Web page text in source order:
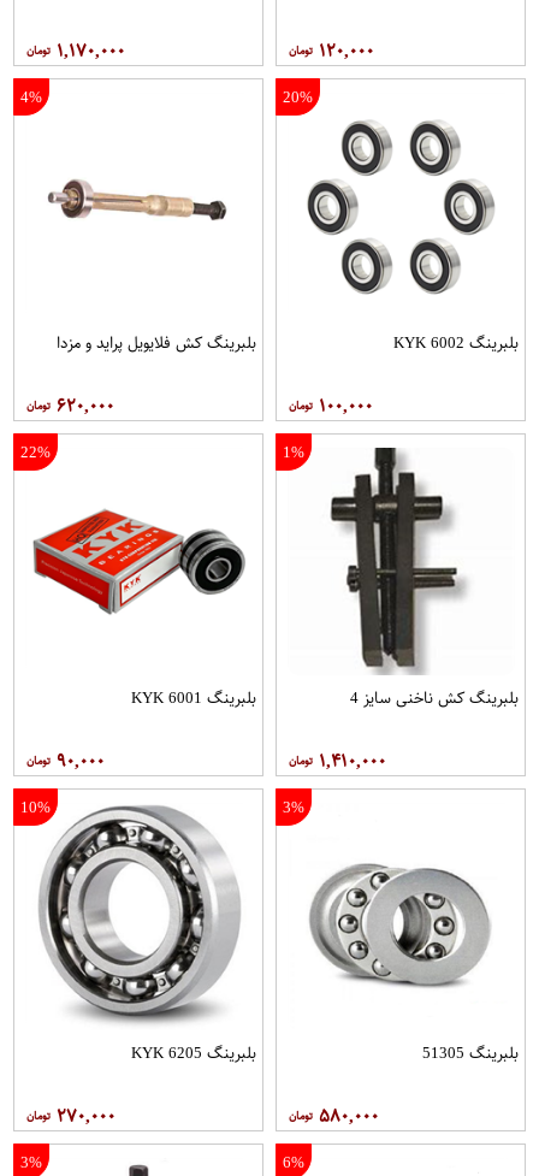
۱۲۰,۰۰۰ ۱,۱۷۰,۰۰۰
20%
بلبرینگ 6002 KYK
۱۰۰,۰۰۰
4%
بلبرینگ کش فلایویل پراید و مزدا
۶۲۰,۰۰۰
1%
بلبرینگ کش ناخنی سایز 4
۱,۴۱۰,۰۰۰
22%
بلبرینگ 6001 KYK
۹۰,۰۰۰
3%
بلبرینگ 51305
۵۸۰,۰۰۰
10%
بلبرینگ 6205 KYK
۲۷۰,۰۰۰
6%
3%